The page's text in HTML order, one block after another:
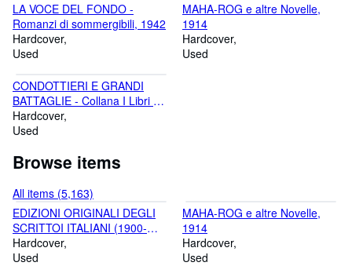
LA VOCE DEL FONDO -
Romanzi di sommergibili, 1942
Hardcover
Used
MAHA-ROG e altre Novelle,
1914
Hardcover
Used
CONDOTTIERI E GRANDI
BATTAGLIE - Collana I Libri del
Sapere, 1988
Hardcover
Used
Browse items
All items (5,163)
EDIZIONI ORIGINALI DEGLI
SCRITTOI ITALIANI (1900-
1947), 1948
Hardcover
Used
MAHA-ROG e altre Novelle,
1914
Hardcover
Used